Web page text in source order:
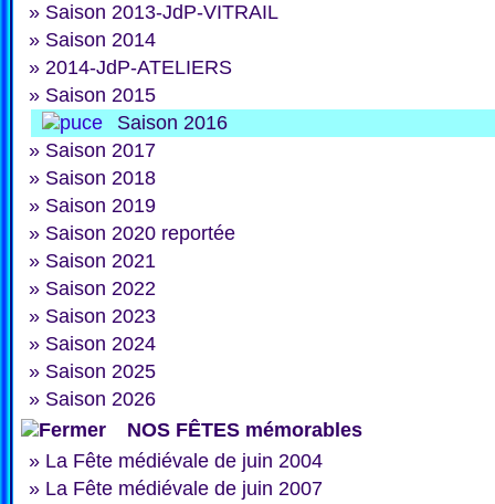
» Saison 2013-JdP-VITRAIL
» Saison 2014
» 2014-JdP-ATELIERS
» Saison 2015
Saison 2016
» Saison 2017
» Saison 2018
» Saison 2019
» Saison 2020 reportée
» Saison 2021
» Saison 2022
» Saison 2023
» Saison 2024
» Saison 2025
» Saison 2026
NOS FÊTES mémorables
» La Fête médiévale de juin 2004
» La Fête médiévale de juin 2007